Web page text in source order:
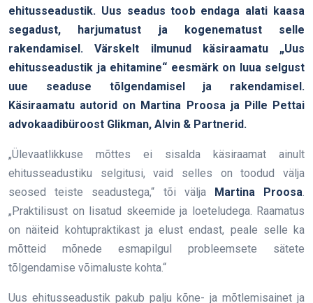
ehitusseadustik. Uus seadus toob endaga alati kaasa
segadust, harjumatust ja kogenematust selle
rakendamisel. Värskelt ilmunud käsiraamatu „Uus
ehitusseadustik ja ehitamine“ eesmärk on luua selgust
uue seaduse tõlgendamisel ja rakendamisel.
Käsiraamatu autorid on Martina Proosa ja Pille Pettai
advokaadibüroost Glikman, Alvin & Partnerid.
„Ülevaatlikkuse mõttes ei sisalda käsiraamat ainult
ehitusseadustiku selgitusi, vaid selles on toodud välja
seosed teiste seadustega,“ tõi välja
Martina Proosa.
„Praktilisust on lisatud skeemide ja loeteludega. Raamatus
on näiteid kohtupraktikast ja elust endast, peale selle ka
mõtteid mõnede esmapilgul probleemsete sätete
tõlgendamise võimaluste kohta.“
Uus ehitusseadustik pakub palju kõne- ja mõtlemisainet ja